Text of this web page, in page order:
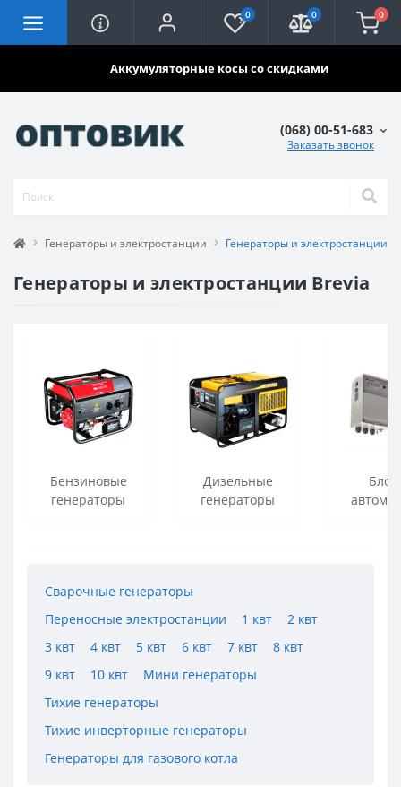
Аккумуляторные косы со скидками
0 0 0
(068) 00-51-683
Заказать звонок
Генераторы и электростанции Генераторы и электростанции
Генераторы и электростанции Brevia
Бензиновые
генераторы
Дизельные
генераторы
Сварочные генераторы
Переносные электростанции
1 квт
2 квт
3 квт
4 квт 5 квт 6 квт 7 квт
8 квт
9 квт
10 квт
Мини генераторы
Тихие генераторы
Тихие инверторные генераторы
Генераторы для газового котла